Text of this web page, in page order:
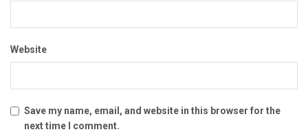
Website
Save my name, email, and website in this browser for the
next time I comment.